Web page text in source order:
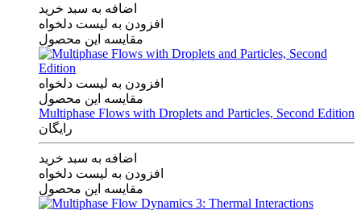
اضافه به سبد خرید
افزودن به لیست دلخواه
مقایسه این محصول
افزودن به لیست دلخواه
مقایسه این محصول
Multiphase Flows with Droplets and Particles, Second Edition
رایگان
اضافه به سبد خرید
افزودن به لیست دلخواه
مقایسه این محصول